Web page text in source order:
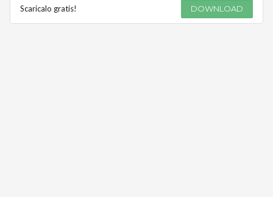
Scaricalo gratis! DOWNLOAD